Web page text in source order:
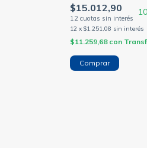
$15.012,90 10
12 x $1.251,08 sin interés
$11.259,68 con